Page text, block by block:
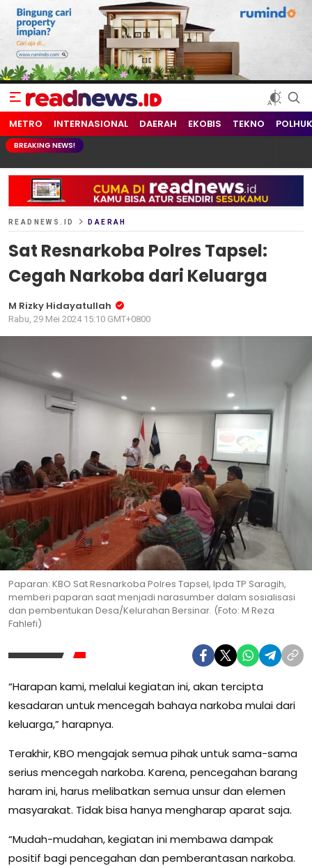
readnews.id
Berita Terkini, Update Terbaru Hari ini dari Indonesia dan Dunia
METRO INTERNASIONAL DAERAH EKOBIS TEKNO
BREAKING NEWS!
READNEWS.ID DAERAH
Sat Resnarkoba Polres Tapsel:
Cegah Narkoba dari Keluarga
M Rizky Hidayatullah
Rabu, 29 Mei 2024 15:10 GMT+0800
Paparan: KBO Sat Resnarkoba Polres Tapsel, Ipda TP Saragih,
memberi paparan saat menjadi narasumber dalam sosialisasi
dan pembentukan Desa/Kelurahan Bersinar. (Foto: M Reza
Fahlefi)
“Harapan kami, melalui kegiatan ini, akan tercipta
kesadaran untuk mencegah bahaya narkoba mulai dari
keluarga,” harapnya.
Terakhir, KBO mengajak semua pihak untuk sama-sama
serius mencegah narkoba. Karena, pencegahan barang
haram ini, harus melibatkan semua unsur dan elemen
masyarakat. Tidak bisa hanya mengharap aparat saja.
“Mudah-mudahan, kegiatan ini membawa dampak
positif bagi pencegahan dan pemberantasan narkoba.